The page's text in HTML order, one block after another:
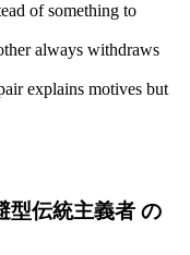
of something to
always withdraws
explains motives but
型伝統主義者 の